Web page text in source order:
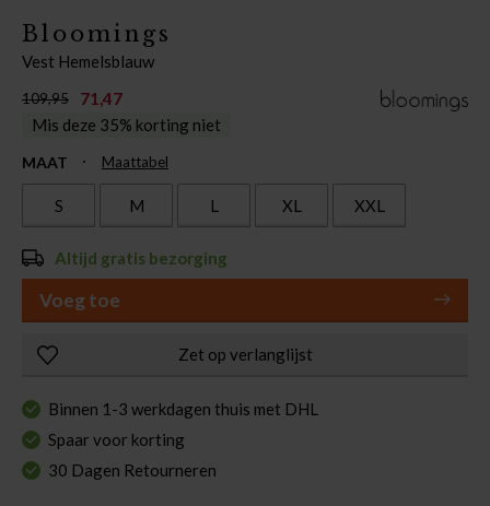
Bloomings
Vest Hemelsblauw
109,95
71,47
Mis deze 35% korting niet
MAAT Maattabel
S M L XL XXL
Altijd gratis bezorging
Voeg toe
Zet op verlanglijst
Binnen 1-3 werkdagen thuis met DHL
Spaar voor korting
30 Dagen Retourneren